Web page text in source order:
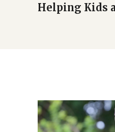
Helping Kids